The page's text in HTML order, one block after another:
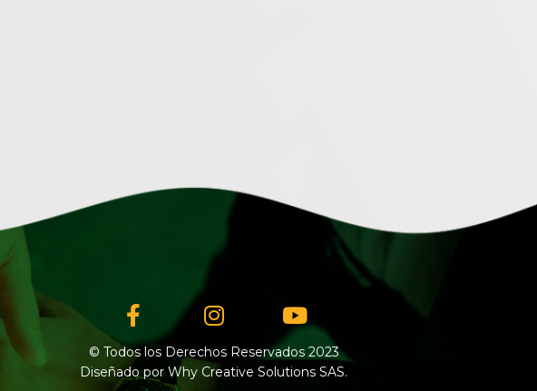
Facebook-
f
InstagramYoutube
© Todos los Derechos Reservados 2023
Diseñado por Why Creative Solutions SAS.